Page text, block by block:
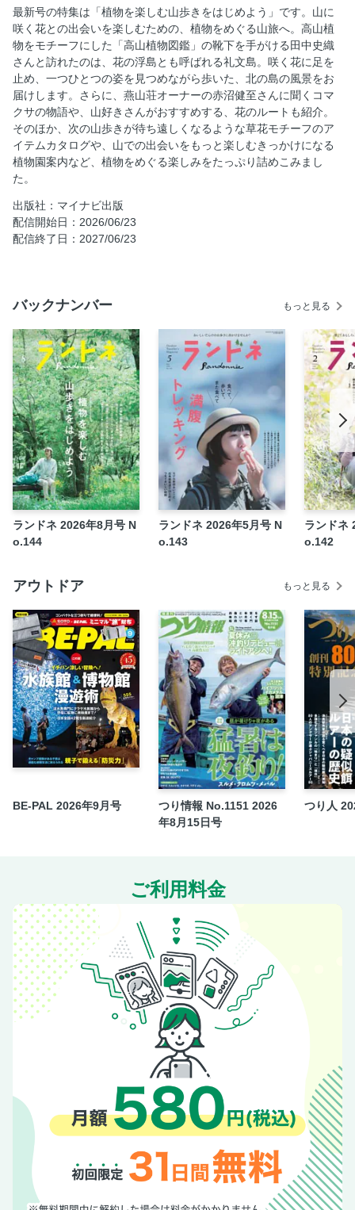
目次
植物を楽しむ山歩きをはじめよう
山の植物総選挙
高山植物っておもしろい！
花をたどって礼文島へ
山好きが選ぶ！ おすすめ花の道10
草花をまとうアイテムカタログ
燕岳に広がるコマクサ
書店で見つけた、植物にまつわる本
いま歩きたい植物園案内 箱根湿生花園／栂池自然園／六甲
高山植物園／阿蘇野草園／高知県立牧野植物園
山のガイド名鑑
山のコミュニティ潜入捜査
ワンバーナーでかんたん山ごはん
仲川希良の親子でやさしい外あそび
山の楽しいリスクマネジメント講座
渡辺佐智のやまのさち
TOKYO ココ岳 TRAIL
森勝のとことん小道具研究
餃子超人のやまとビール
低山トラベラー大内征の偏愛ハイカーに会いに行く
CAMMOCのキャンプしてたら防災できた！
熊の暮らしと私たちの山歩き
こいしゆうかのキャンプの夜に語りたいハナシ
Keishi Tanakaと音楽と緑と街との関係
ポレポレ！ 猪俣親子の登山日記
湯らりやまあるき
天上のレストラン
神様百名山を旅する
Randonnee cafe
編集後記
最新号の特集は「植物を楽しむ山歩きをはじめよう」です。山に
咲く花との出会いを楽しむための、植物をめぐる山旅へ。高山植
物をモチーフにした「高山植物図鑑」の靴下を手がける田中史織
さんと訪れたのは、花の浮島とも呼ばれる礼文島。咲く花に足を
止め、一つひとつの姿を見つめながら歩いた、北の島の風景をお
届けします。さらに、燕山荘オーナーの赤沼健至さんに聞くコマ
クサの物語や、山好きさんがおすすめする、花のルートも紹介。
そのほか、次の山歩きが待ち遠しくなるような草花モチーフのア
イテムカタログや、山での出会いをもっと楽しむきっかけになる
植物園案内など、植物をめぐる楽しみをたっぷり詰めこみまし
た。
出版社：マイナビ出版
配信開始日：2026/06/23
配信終了日：2027/06/23
バックナンバー もっと見る
ランドネ 2026年8月号 N
o.144
ランドネ 2026年5月号 N
o.143
ランドネ
o.142
アウトドア もっと見る
BE-PAL 2026年9月号
つり情報 No.1151 2026
年8月15日号
つり人
ご利用料金